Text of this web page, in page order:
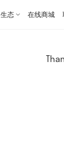
生态 在线商城